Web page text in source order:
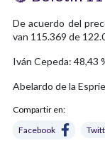
De acuerdo del
van 115.369 de
Iván Cepeda: 48,43
Abelardo de la
Compartir en:
Facebook